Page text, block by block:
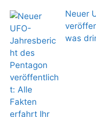
Neuer
was